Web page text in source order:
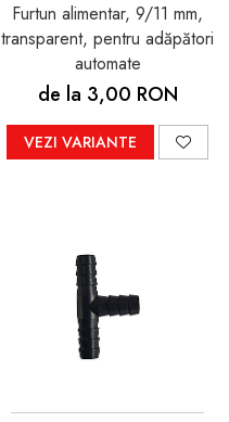
Furtun alimentar, 9/11 mm,
transparent, pentru adăpători
automate
de la 3,00 RON
VEZI VARIANTE